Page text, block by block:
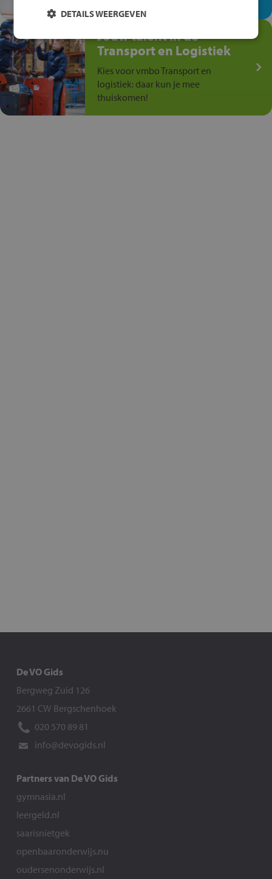
Jouw talent in de
Transport en Logistiek
Kies voor vmbo Transport en
logistiek: daar kun je mee
thuiskomen!
De VO Gids
Bergweg Zuid 126
2661 CW Bergschenhoek
020 570 89 81
info@devogids.nl
Partners van De VO Gids
gymnasia.nl
leergeld.nl
saarisnietgek
openbaaronderwijs.nu
oudersenonderwijs.nl
DETAILS WEERGEVEN